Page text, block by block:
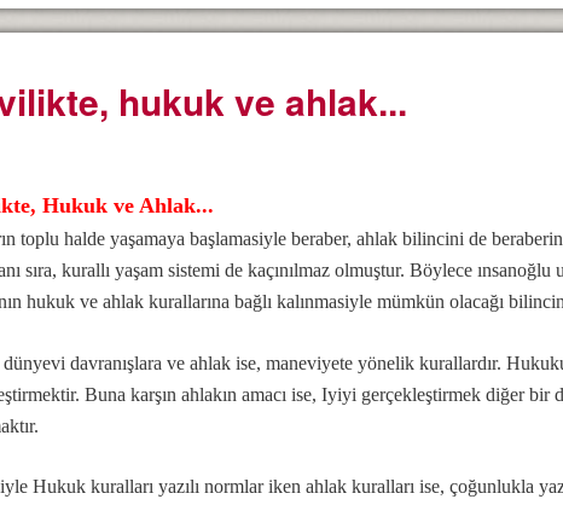
hukuk ve ahlak...
Hukuk ve Ahlak...
toplu halde yaşamaya başlamasiyle beraber, ahlak bilincini de
sıra, kurallı yaşam sistemi de kaçınılmaz olmuştur. Böylece
hukuk ve ahlak kurallarına bağlı kalınmasiyle mümkün olacağı
davranışlara ve ahlak ise, maneviyete yönelik kurallardır.
Buna karşın ahlakın amacı ise, Iyiyi gerçekleştirmek diğer
Hukuk kuralları yazılı normlar iken ahlak kuralları ise, çoğunlukla